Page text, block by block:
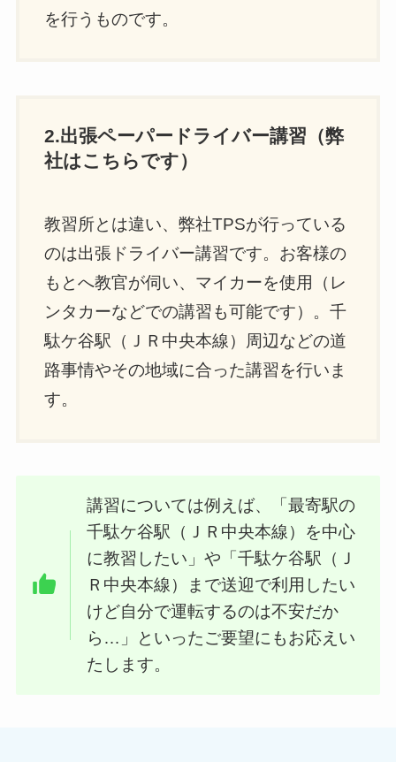
を行うものです。
2.出張ペーパードライバー講習（弊
社はこちらです）
教習所とは違い、弊社TPSが行っている
のは出張ドライバー講習です。お客様の
もとへ教官が伺い、マイカーを使用（レ
ンタカーなどでの講習も可能です）。千
駄ケ谷駅（ＪＲ中央本線）周辺などの道
路事情やその地域に合った講習を行いま
す。
講習については例えば、「最寄駅の
千駄ケ谷駅（ＪＲ中央本線）を中心
に教習したい」や「千駄ケ谷駅（Ｊ
Ｒ中央本線）まで送迎で利用したい
けど自分で運転するのは不安だか
ら…」といったご要望にもお応えい
たします。